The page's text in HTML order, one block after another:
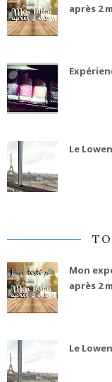
après 2
Le
Mon
après 2
Le